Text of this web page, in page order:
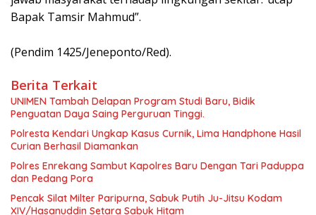
Bapak Tamsir Mahmud”.
(Pendim 1425/Jeneponto/Red).
Berita Terkait
UNIMEN Tambah Delapan Program Studi Baru, Bidik
Penguatan Daya Saing Perguruan Tinggi.
Polresta Kendari Ungkap Kasus Curnik, Lima Handphone Hasil
Curian Berhasil Diamankan
Polres Enrekang Sambut Kapolres Baru Dengan Tari Paduppa
dan Pedang Pora
Pencak Silat Milter Paripurna, Sabuk Putih Ju-Jitsu Kodam
XIV/Hasanuddin Setara Sabuk Hitam